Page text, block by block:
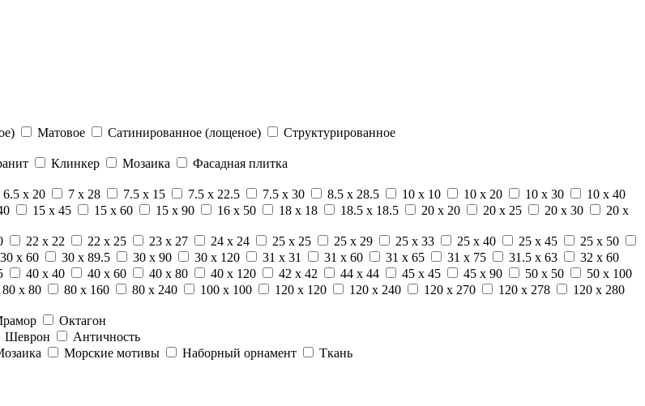
Матовое Сатинированное (лощеное)
Структурированное
Клинкер Мозаика
Фасадная плитка
6.5 x 20 7 x 28 7.5 x 15 7.5 x 22.5 7.5 x 30 8.5 x 28.5 10 x 10 10 x 20 10 x 30
10 x 40
15 x 45 15 x 60 15 x 90 16 x 50 18 x 18 18.5 x 18.5 20 x 20 20 x 25 20 x 30
20 x
22 x 22 22 x 25 23 x 27 24 x 24 25 x 25 25 x 29 25 x 33 25 x 40 25 x 45
25 x 50
30 x 60 30 x 89.5 30 x 90 30 x 120 31 x 31 31 x 60 31 x 65 31 x 75 31.5 x 63
32 x 60
40 x 40 40 x 60 40 x 80 40 x 120 42 x 42 44 x 44 45 x 45 45 x 90 50 x 50
50 x 100
80 x 80 80 x 160 80 x 240 100 x 100 120 x 120 120 x 240 120 x 270 120 x 278
120 x 280
Октагон
Шеврон
Античность
Морские мотивы Наборный орнамент Ткань